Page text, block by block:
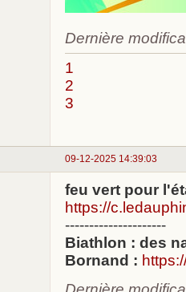
Dernière
1
2
3
09-12-2025 14:39:03
feu vert pour
https://
---------------------
Biathlon : des
Bornand :